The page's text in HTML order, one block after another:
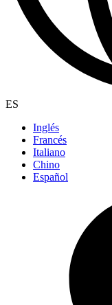
ES
Inglés
Francés
Italiano
Chino
Español